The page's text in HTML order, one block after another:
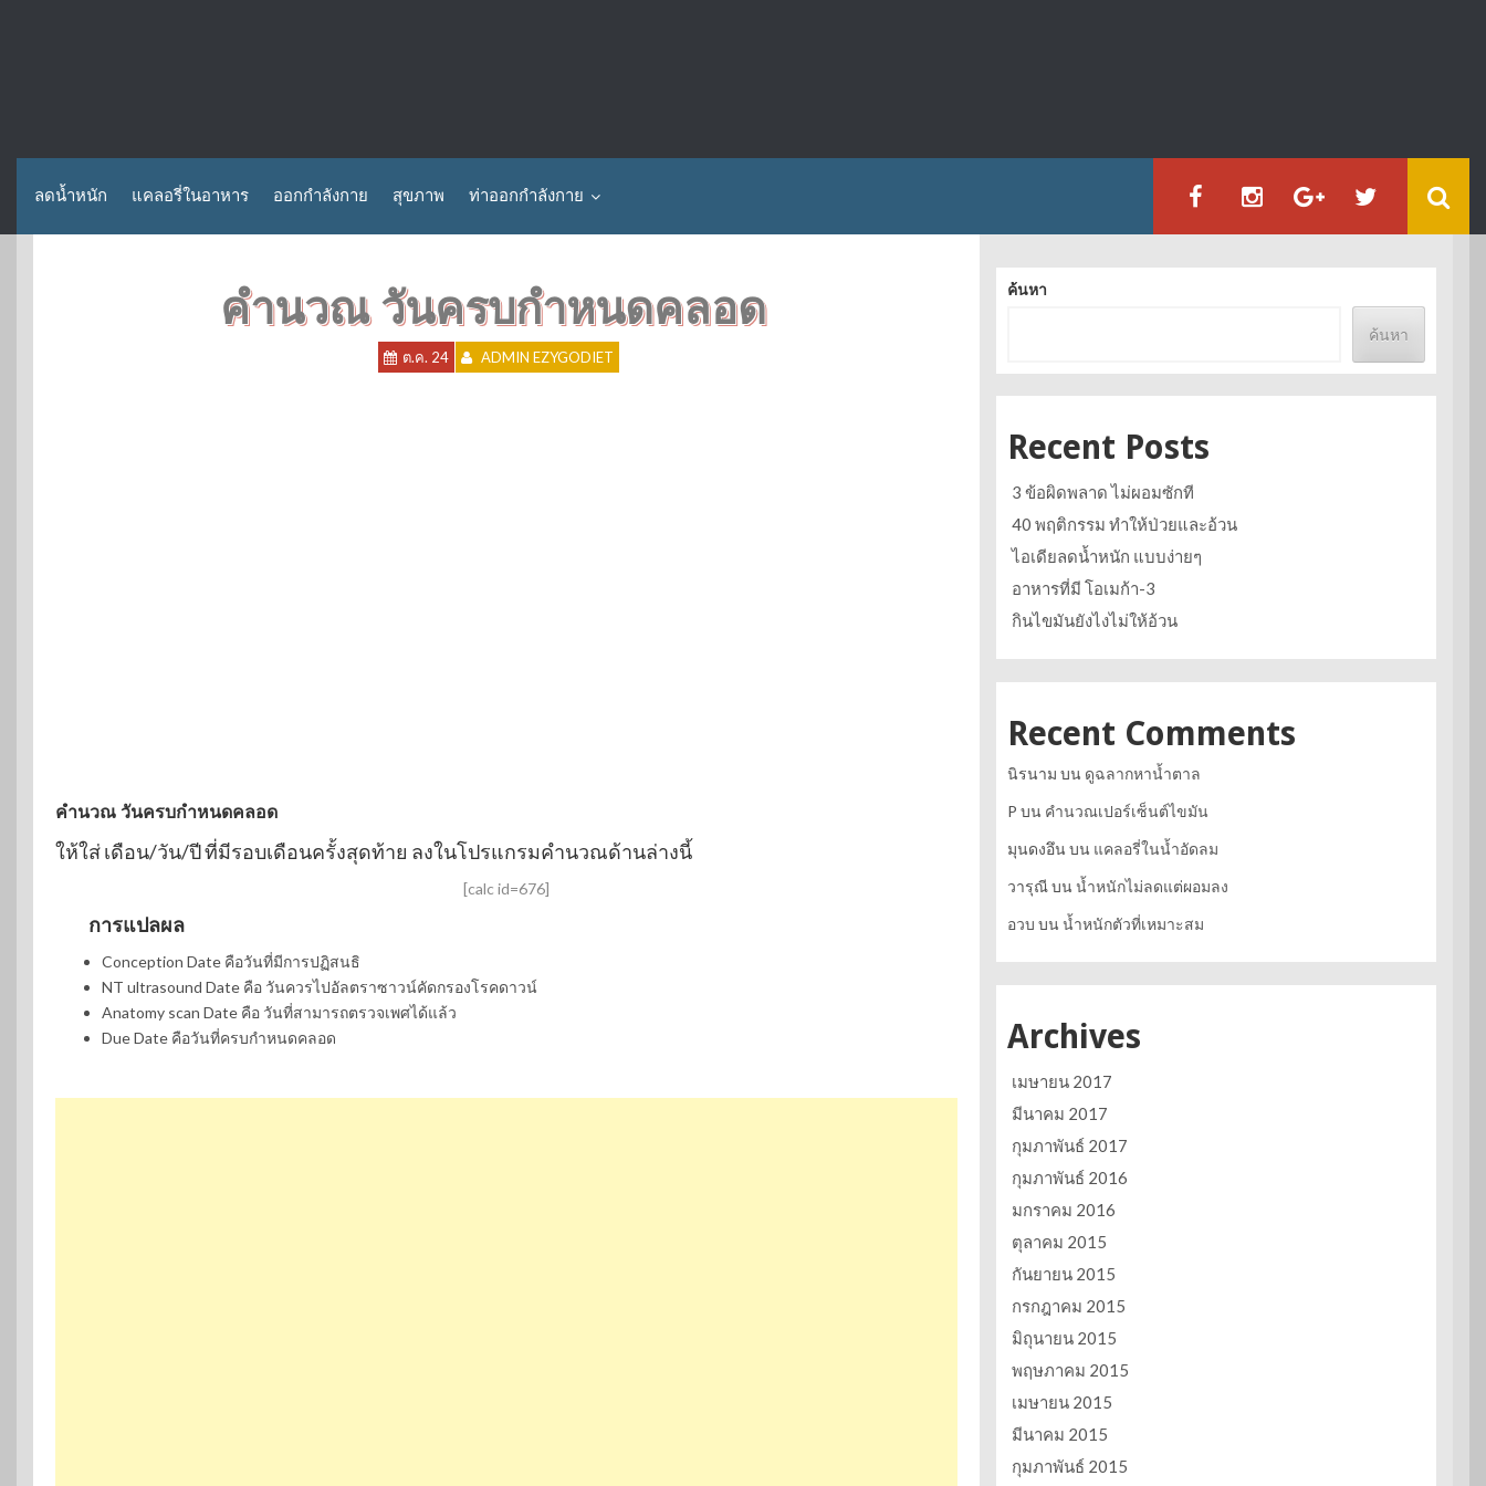
ลดน้ำหนัก แคลอรี่ในอาหาร ออกกำลังกาย สุขภาพ ท่าออกกำลังกาย
คำนวณ วันครบกำหนดคลอด
ต.ค. 24 ADMIN EZYGODIET
คำนวณ วันครบกำหนดคลอด
ให้ใส่ เดือน/วัน/ปี ที่มีรอบเดือนครั้งสุดท้าย ลงในโปรแกรมคำนวณด้านล่างนี้
[calc id=676]
การแปลผล
Conception Date คือวันที่มีการปฏิสนธิ
NT ultrasound Date คือ วันควรไปอัลตราซาวน์คัดกรองโรคดาวน์
Anatomy scan Date คือ วันที่สามารถตรวจเพศได้แล้ว
Due Date คือวันที่ครบกำหนดคลอด
ค้นหา
ค้นหา
Recent Posts
3 ข้อผิดพลาด ไม่ผอมซักที
40 พฤติกรรม ทำให้ป่วยและอ้วน
ไอเดียลดน้ำหนัก แบบง่ายๆ
อาหารที่มี โอเมก้า-3
กินไขมันยังไงไม่ให้อ้วน
Recent Comments
นิรนาม บน ดูฉลากหาน้ำตาล
P บน คำนวณเปอร์เซ็นต์ไขมัน
มุนดงอึน บน แคลอรี่ในน้ำอัดลม
วารุณีบน น้ำหนักไม่ลดแต่ผอมลง
อวบ บน น้ำหนักตัวที่เหมาะสม
Archives
เมษายน 2017
มีนาคม 2017
กุมภาพันธ์ 2017
กุมภาพันธ์ 2016
มกราคม 2016
ตุลาคม 2015
กันยายน 2015
กรกฎาคม 2015
มิถุนายน 2015
พฤษภาคม 2015
เมษายน 2015
มีนาคม 2015
กุมภาพันธ์ 2015